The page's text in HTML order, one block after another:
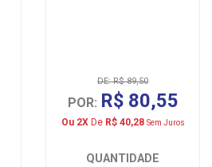
DE: R$ 89,50
POR: R$ 80,55
Ou 2XDe R$ 40,28 Sem Juros
QUANTIDADE